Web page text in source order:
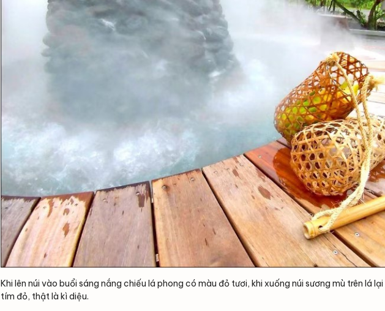
Khi lên núi vào buổi sáng nắng chiếu lá phong có màu đỏ tươi, khi xuống núi sương mù trên lá
tím đỏ, thật là kì diệu.